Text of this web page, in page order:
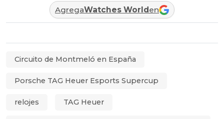
AgregaWatches Worlden
Circuito de Montmeló en España
Porsche TAG Heuer Esports Supercup
relojes TAG Heuer